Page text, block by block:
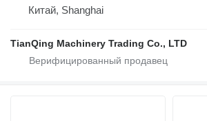
Китай, Shanghai
TianQing Machinery Trading Co., LTD